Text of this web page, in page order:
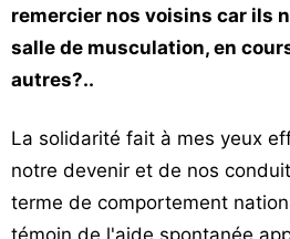
remercier nos voisins car ils
salle de musculation, en
autres?..
La solidarité fait à mes yeux
notre devenir et de nos
terme de comportement
témoin de l'aide spontanée